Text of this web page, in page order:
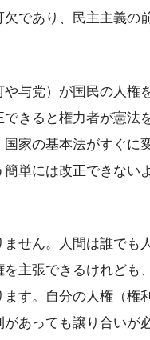
であり、民主主義の
与党）が国民の人権
きると権力者が憲法
家の基本法がすぐに
単には改正できない
せん。人間は誰でも
主張できるけれども
す。自分の人権（権
あっても譲り合いが